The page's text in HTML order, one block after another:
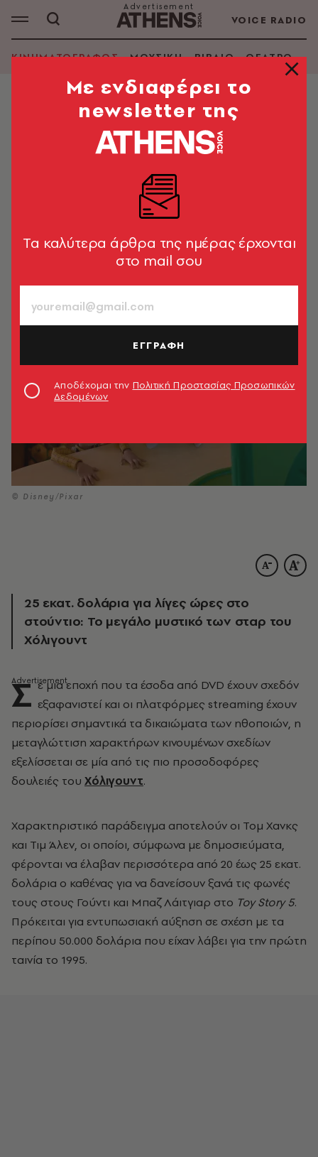
VOICE RADIO
ΚΙΝΗΜΑΤΟΓΡΑΦΟΣ ΜΟΥΣΙΚΗ ΒΙΒΛΙΟ ΘΕΑΤΡΟ -
ΚΙΝΗΜΑΤΟΓΡΑΦΟΣ
Πώς οι φωνές κινουμένων
σχεδίων έγιναν το πιο χρυσοφόρο
επάγγελμα στο Χόλιγουντ
Χαρακτηριστικό παράδειγμα αποτελούν οι Τομ Χανκς
© Disney/Pixar
25 εκατ. δολάρια για λίγες ώρες στο
στούντιο: Το μεγάλο μυστικό των σταρ του
Χόλιγουντ
Σ ε μια εποχή που τα έσοδα από DVD έχουν σχεδόν
εξαφανιστεί και οι πλατφόρμες streaming έχουν
περιορίσει σημαντικά τα δικαιώματα των ηθοποιών, η
μεταγλώττιση χαρακτήρων κινουμένων σχεδίων
εξελίσσεται σε μία από τις πιο προσοδοφόρες
δουλειές του Χόλιγουντ.
Χαρακτηριστικό παράδειγμα αποτελούν οι Τομ Χανκς
και Τιμ Άλεν, οι οποίοι, σύμφωνα με δημοσιεύματα,
φέρονται να έλαβαν περισσότερα από 20 έως 25 εκατ.
δολάρια ο καθένας για να δανείσουν ξανά τις φωνές
τους στους Γούντι και Μπαζ Λάιτγιαρ στο Toy Story 5.
Πρόκειται για εντυπωσιακή αύξηση σε σχέση με τα
περίπου 50.000 δολάρια που είχαν λάβει για την πρώτη
ταινία το 1995.
Mε ενδιαφέρει το
newsletter της
Tα καλύτερα άρθρα της ημέρας έρχονται
στο mail σου
ΕΓΓΡΑΦΗ
Αποδέχομαι την Πολιτική Προστασίας Προσωπικών
Δεδομένων